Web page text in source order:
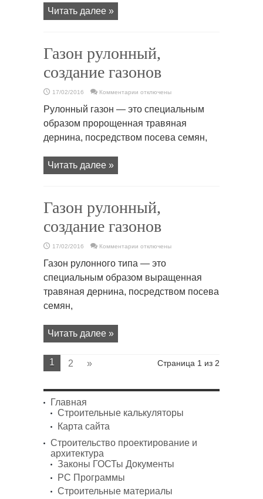
Читать далее »
Газон рулонный,
создание газонов
17/02/2016 Комментарии
рулонный,
газонов
отключены
Рулонный газон — это специальным
образом пророщенная травяная
дернина, посредством посева семян,
Читать далее »
Газон рулонный,
создание газонов
17/02/2016 Комментарии
рулонный,
газонов
отключены
Газон рулонного типа — это
специальным образом выращенная
травяная дернина, посредством посева
семян,
Читать далее »
Страница 1 из 2
1 2 »
Главная
Строительные калькуляторы
Карта сайта
Строительство проектирование и
архитектура
Законы ГОСТы Документы
PC Программы
Строительные материалы